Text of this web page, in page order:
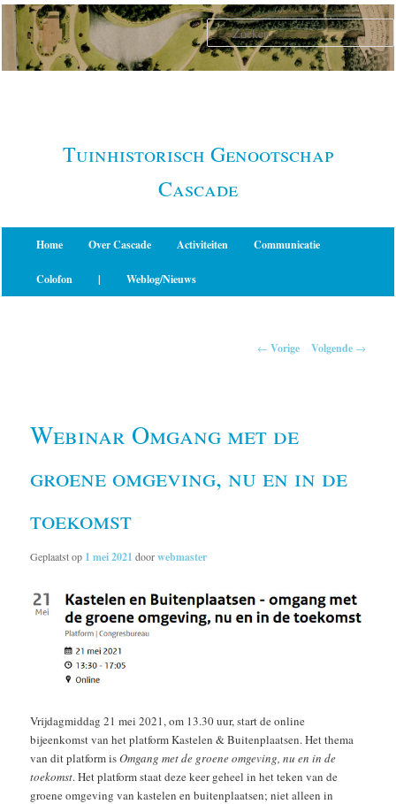
Spring
naar
primaire
Tuinhistorisch Genootschap
Cascade
Home Over Cascade Activiteiten Communicatie
Colofon | Weblog/Nieuws
← Vorige Volgende →
Webinar Omgang met de
groene omgeving, nu en in de
toekomst
Geplaatst op 1 mei 2021 doorwebmaster
Vrijdagmiddag 21 mei 2021, om 13.30 uur, start de online
bijeenkomst van het platform Kastelen & Buitenplaatsen. Het thema
van dit platform isOmgang met de groene omgeving, nu en in de
toekomst. Het platform staat deze keer geheel in het teken van de
groene omgeving van kastelen en buitenplaatsen; niet alleen in